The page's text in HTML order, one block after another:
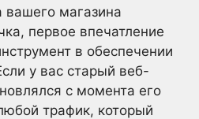
вашего магазина
первое впечатление
в обеспечении
у вас старый веб-
с момента его
трафик, который